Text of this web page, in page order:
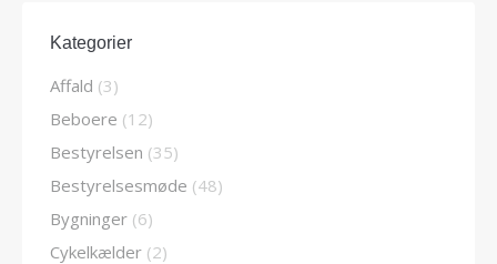
Kategorier
Affald (3)
Beboere (12)
Bestyrelsen (35)
Bestyrelsesmøde (48)
Bygninger (6)
Cykelkælder (2)